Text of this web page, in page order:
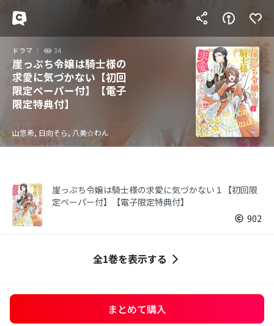
ドラマ 34
崖っぷち令嬢は騎士様の
求愛に気づかない【初回
限定ペーパー付】【電子
限定特典付】
山悠希, 日向そら, 八美☆わん
崖っぷち令嬢は騎士様の求愛に気づかない１【初回限
定ペーパー付】【電子限定特典付】
902
全1巻を表示する
まとめて購入